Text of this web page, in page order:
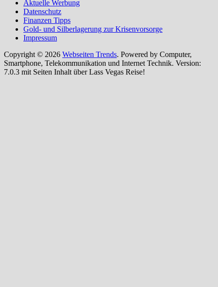
Aktuelle Werbung
Datenschutz
Finanzen Tipps
Gold- und Silberlagerung zur Krisenvorsorge
Impressum
Copyright © 2026 Webseiten Trends. Powered by Computer,
Smartphone, Telekommunikation und Internet Technik. Version:
7.0.3 mit Seiten Inhalt über Lass Vegas Reise!